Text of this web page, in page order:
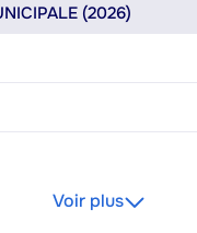
(2026)
Voir plus